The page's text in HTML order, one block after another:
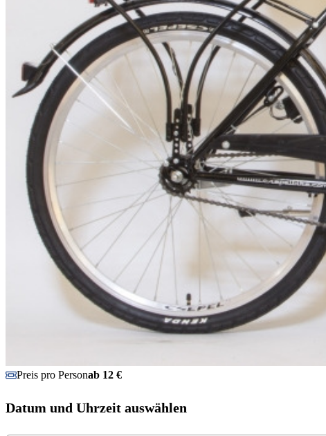
Preis pro Personab 12 €
Datum und Uhrzeit auswählen